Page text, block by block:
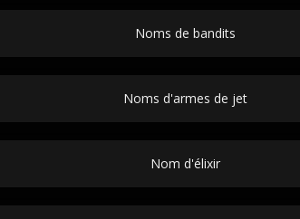
Noms de bandits
Noms d'armes de jet
Nom d'élixir